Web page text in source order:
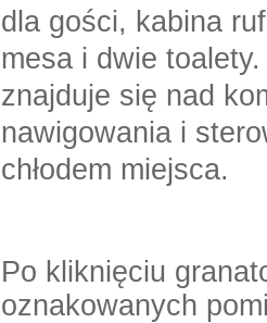
dla gości, kabina
mesa i dwie
znajduje się nad
nawigowania i
chłodem miejsca.
Po kliknięciu
oznakowanych